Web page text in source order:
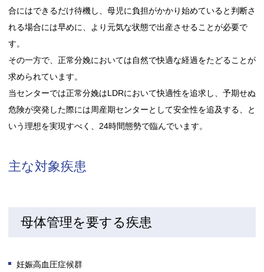
合にはできるだけ待機し、母児に負担がかかり始めていると判断さ
れる場合には早めに、より元気な状態で出産させることが必要で
す。
その一方で、正常分娩においては自然で快適な経過をたどることが
求められています。
当センターでは正常分娩はLDRにおいて快適性を追求し、予期せぬ
危険が突発した際には周産期センターとして安全性を追及する、と
いう理想を実現すべく、24時間態勢で臨んでいます。
主な対象疾患
母体管理を要する疾患
妊娠高血圧症候群